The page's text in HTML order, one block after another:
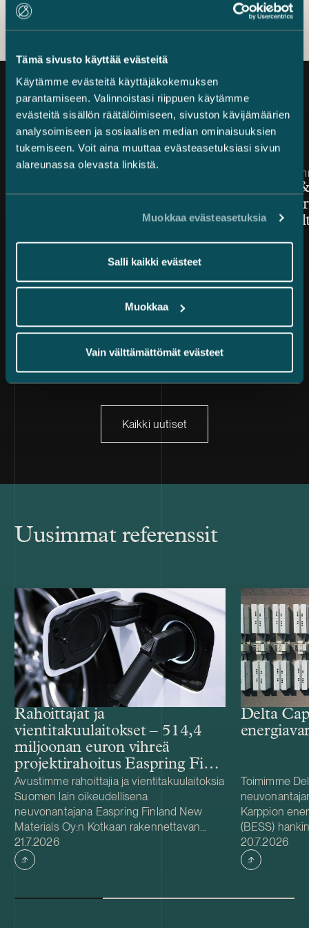
Tämä sivusto käyttää evästeitä
Käytämme evästeitä käyttäjäkokemuksen
parantamiseen. Valinnoistasi riippuen käytämme
evästeitä sisällön räätälöimiseen, sivuston kävijämäärien
analysoimiseen ja sosiaalisen median ominaisuuksien
tukemiseen. Voit aina muuttaa evästeasetuksiasi sivun
alareunassa olevasta linkistä.
Muokkaa evästeasetuksia
Salli kaikki evästeet
Muokkaa
Vain välttämättömät evästeet
Ajankohtaista
Julkaistu
17.2.2023 – Yritysjärjestelyt
vuoden 2023 Chambers
Globalissa: huippuluokan
oikeudellista asiantuntemusta
ja liiketoiminnan osaamista
9.2.2023 –
Castrén
1000 -
Kaikki uutiset
Uusimmat referenssit
Rahoittajat ja
vientitakuulaitokset – 514,4
miljoonan euron vihreä
projektirahoitus Easpring Finland
New Materialsin CAM-
tehtaalle
Avustimme rahoittajia ja vientitakuulaitoksia
Suomen lain oikeudellisena
neuvonantajana Easpring Finland New
Materials Oy:n Kotkaan rakennettavan
katodiaktiivimateriaalia (CAM) valmistavan
tehtaan kehittämiseen ja rakentamiseen
liittyvässä 514,4 miljoonan euron vihreässä
Easpring Finland New Materials on Beijing
Julkaistu
21.7.2026
Delta
Toimimme
Karppion
(BESS)
Energyltä.
hankkeen
Foundationin
on 125 MW /
Julkaistu
20.7.2026